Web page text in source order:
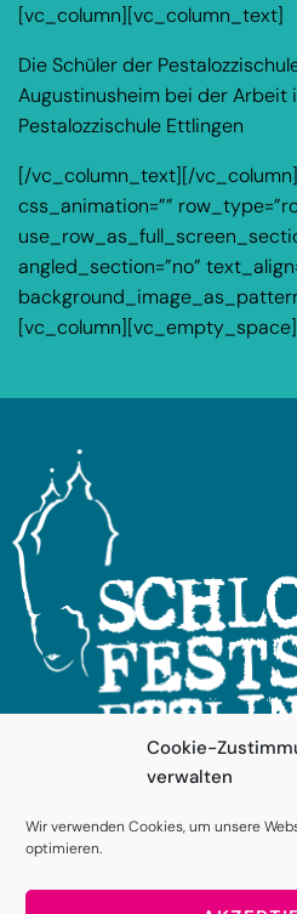
Cookie-
verwalten
Wir verwenden Cookies, um unsere
optimieren.
[vc_column][vc_column_text]
Die Schüler der
Augustinusheim bei der Arbeit
Pestalozzischule Ettlingen
[/vc_column_text][/
css_animation=””
angled_section=”no”
FOLGEN SIE